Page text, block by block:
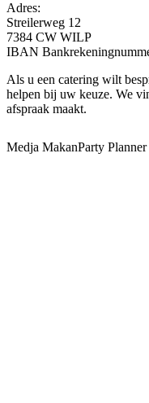
Adres:
Streilerweg 12
7384 CW WILP
IBAN
Als u een catering wilt
helpen bij uw keuze. We
afspraak maakt.
Medja MakanParty